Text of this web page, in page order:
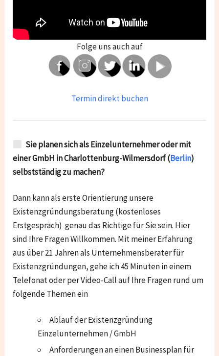
Folge uns auch auf
Termin direkt buchen
Sie planen sich als Einzelunternehmer oder mit
einer GmbH inCharlottenburg-Wilmersdorf(Berlin)
selbstständig zu machen?
Dann kann als erste Orientierung unsere
Existenzgründungsberatung (kostenloses
Erstgespräch) genau das Richtige für Sie sein. Hier
sind Ihre Fragen Willkommen. Mit meiner Erfahrung
aus über 21 Jahren als Unternehmensberater für
Existenzgründungen, gehe ich 45 Minuten in einem
Telefonat oder per Video-Call auf Ihre Fragen rund um
folgende Themen ein
Ablauf der Existenzgründung
Einzelunternehmen / GmbH
Anforderungen an einen Businessplan für